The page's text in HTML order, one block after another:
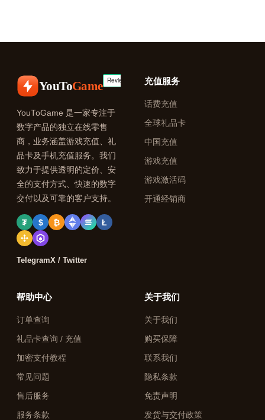
YouToGame
YouToGame 是一家专注于
数字产品的独立在线零售
商，业务涵盖游戏充值、礼
品卡及手机充值服务。我们
致力于提供透明的定价、安
全的支付方式、快速的数字
交付以及可靠的客户支持。
₮ $ ₿ Ł
TelegramX / Twitter
充值服务
话费充值
全球礼品卡
中国充值
游戏充值
游戏激活码
开通经销商
帮助中心
订单查询
礼品卡查询 / 充值
加密支付教程
常见问题
售后服务
服务条款
关于我们
关于我们
购买保障
联系我们
隐私条款
免责声明
发货与交付政策